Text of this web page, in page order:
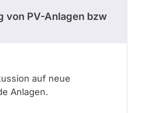
von PV-Anlagen bzw
auf neue
Anlagen.